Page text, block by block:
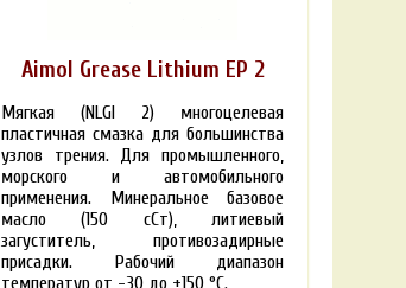
Aimol Grease Lithium EP 2
Мягкая (NLGI 2) многоцелевая
пластичная смазка для большинства
узлов трения. Для промышленного,
морского и автомобильного
применения. Минеральное базовое
масло (150 сСт), литиевый
загуститель, противозадирные
присадки. Рабочий диапазон
температур от -30 до +150 °С.